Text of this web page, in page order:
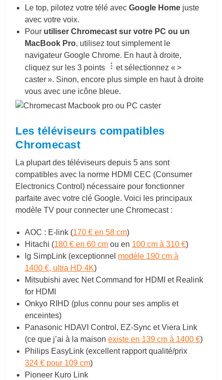
Le top, pilotez votre télé avecGoogle Home juste
avec votre voix.
Pour utiliser Chromecast sur votre PC ou un
MacBook Pro, utilisez tout simplement le
navigateur Google Chrome. En haut à droite,
cliquez sur les 3 points
et sélectionnez « >
caster ». Sinon, encore plus simple en haut à droite
vous avec une icône bleue.
Les téléviseurs compatibles
Chromecast
La plupart des téléviseurs depuis 5 ans sont
compatibles avec la norme HDMI CEC (Consumer
Electronics Control) nécessaire pour fonctionner
parfaite avec votre clé Google. Voici les principaux
modèle TV pour connecter une Chromecast :
AOC : E-link (170 € en 58 cm)
Hitachi (180 € en 60 cm ou en 100 cm à 310 €)
lg SimpLink (exceptionnel modèle 190 cm à
1400 €, ultra HD 4K)
Mitsubishi avec Net Command for HDMI et Realink
for HDMI
Onkyo RIHD (plus connu pour ses amplis et
enceintes)
Panasonic HDAVI Control, EZ-Sync et Viera Link
(ce que j’ai à la maisonexiste en 139 cm à 1400 €)
Philips EasyLink (excellent rapport qualité/prix
324 € pour 109 cm)
Pioneer Kuro Link